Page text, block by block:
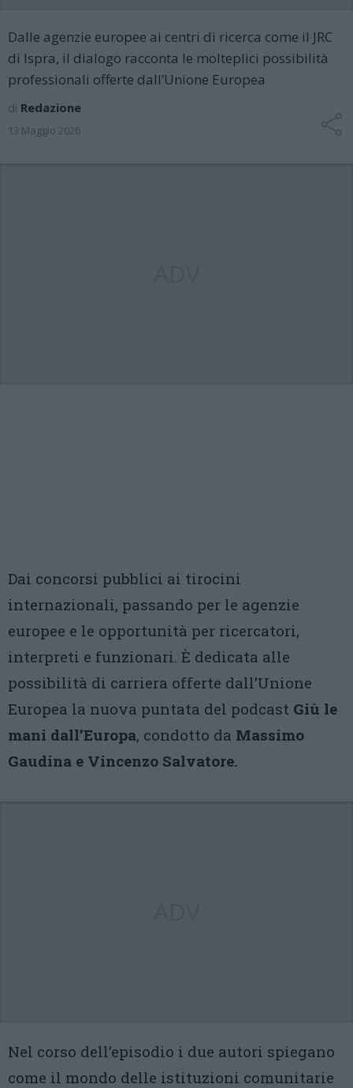
Dalle agenzie europee ai centri di ricerca come il JRC
di Ispra, il dialogo racconta le molteplici possibilità
professionali offerte dall’Unione Europea
di Redazione
13 Maggio 2026
Dai concorsi pubblici ai tirocini
internazionali, passando per le agenzie
europee e le opportunità per ricercatori,
interpreti e funzionari. È dedicata alle
possibilità di carriera offerte dall’Unione
Europea la nuova puntata del podcast Giù le
mani dall’Europa, condotto da Massimo
Gaudina e Vincenzo Salvatore.
Nel corso dell’episodio i due autori spiegano
come il mondo delle istituzioni comunitarie